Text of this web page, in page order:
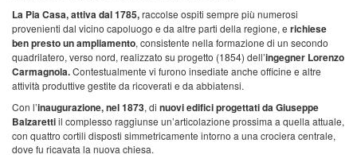
La Pia Casa, attiva dal 1785,raccolse ospiti sempre più numerosi
provenienti dal vicino capoluogo e da altre parti della regione, e richiese
ben presto un ampliamento, consistente nella formazione di un secondo
quadrilatero, verso nord, realizzato su progetto (1854) dell’ingegner Lorenzo
Carmagnola.Contestualmente vi furono insediate anche officine e altre
attività produttive gestite da ricoverati e da abbiatensi.
Con l’inaugurazione, nel 1873, di nuovi edifici progettati da Giuseppe
Balzarettiil complesso raggiunse un’articolazione prossima a quella attuale,
con quattro cortili disposti simmetricamente intorno a una crociera centrale,
dove fu ricavata la nuova chiesa.